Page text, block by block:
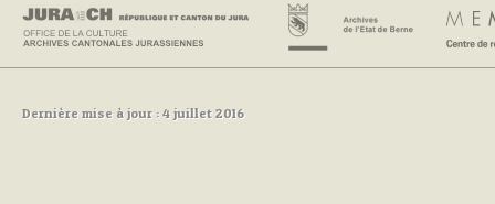
Dernière mise à jour : 4 juillet 2016